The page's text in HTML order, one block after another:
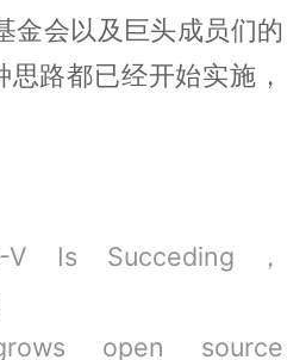
金会以及巨头成员们的
路都已经开始实施，
V Is Succeding，
open source